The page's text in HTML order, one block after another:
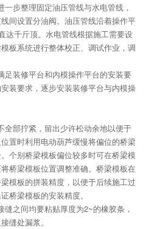
步整理固定油压管线与水电管线，
间设置分油阀。油压管线沿着操作平
达千斤顶。水电管线根据施工需要设
板系统进行整体校正、调试作业，调
足装修平台和内模操作平台的安装要
装要求，逐步安装装修平台与内模操
全部拧紧，留出少许松动余地以便于
置时利用电动葫芦缓慢将偏位的桥梁
个别桥梁模板偏位较多时可在桥梁模
桥梁模板位置调整准确。桥梁模板在
模板的拼装精度，以便于后续施工过
桥梁模板的安装精度。
之间均要粘贴厚度为2~的橡胶条，
缝处漏浆。